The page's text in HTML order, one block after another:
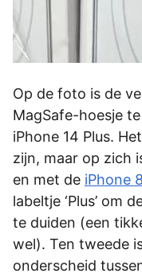
Op de foto is de
MagSafe-hoesje
iPhone 14 Plus.
zijn, maar op zich
en met de iPhone 8
labeltje ‘Plus’ om
te duiden (een
wel). Ten tweede
onderscheid